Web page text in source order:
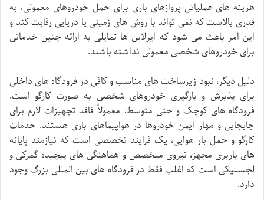
هزینه های عملیاتی پروازهای باری برای حمل خودروهای معمولی، به
قدری بالاست که نمی تواند با روش های زمینی یا دریایی رقابت کند و
این امر باعث می شود که ایرلاین ها تمایلی به ارائه چنین خدماتی
برای خودروهای شخصی معمولی نداشته باشند.
دلیل دیگر، نبود زیرساخت های مناسب و کافی در فرودگاه های داخلی
برای پذیرش و بارگیری خودروهای شخصی به صورت کارگو است.
فرودگاه های کوچک و حتی متوسط، معمولاً فاقد تجهیزات لازم برای
جابجایی و مهار ایمن خودروها در هواپیماهای باری هستند. خدمات
کارگو و حمل بار هوایی، یک فرایند تخصصی است که نیازمند پایانه
های باربری مجهز، نیروی متخصص و هماهنگی های پیچیده گمرکی و
لجستیکی است که اغلب فقط در فرودگاه های بین المللی بزرگ وجود
دارد.